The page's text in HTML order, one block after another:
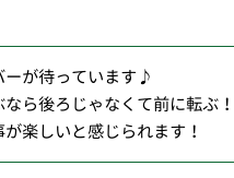
ーが待っています♪
ら後ろじゃなくて前に転ぶ！
楽しいと感じられます！